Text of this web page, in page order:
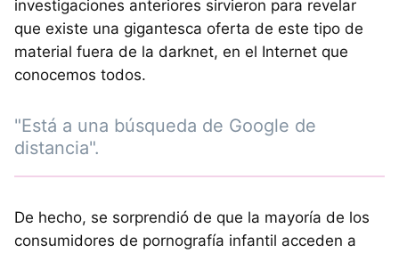
investigaciones anteriores sirvieron para revelar
que existe una gigantesca oferta de este tipo de
material fuera de la darknet, en el Internet que
conocemos todos.
"Está a una búsqueda de Google de
distancia".
De hecho, se sorprendió de que la mayoría de los
consumidores de pornografía infantil acceden a